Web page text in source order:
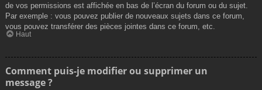
de vos permissions est affichée en bas de l’écran du forum ou du sujet.
Par exemple : vous pouvez publier de nouveaux sujets dans ce forum,
vous pouvez transférer des pièces jointes dans ce forum, etc.
Haut
Comment puis-je modifier ou supprimer un
message ?